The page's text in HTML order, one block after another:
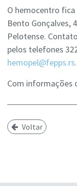
O hemocentro
Bento Gonçalves,
Pelotense.
pelos telefones
Com informações
Voltar